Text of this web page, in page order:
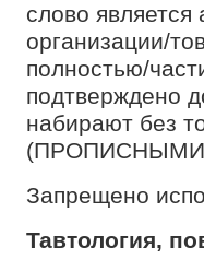
слово
организации/
полностью/
подтверждено
набирают без
(ПРОПИСНЫМИ
Запрещено
Тавтология,